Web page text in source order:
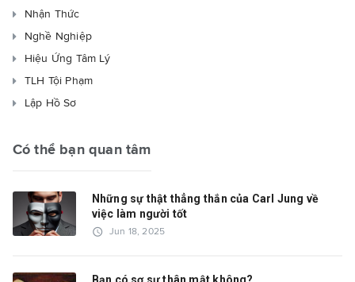
Nhận Thức
Nghề Nghiệp
Hiệu Ứng Tâm Lý
TLH Tội Phạm
Lập Hồ Sơ
Có thể bạn quan tâm
Những sự thật thẳng thắn của Carl Jung về
việc làm người tốt
access_time Jun 18, 2025